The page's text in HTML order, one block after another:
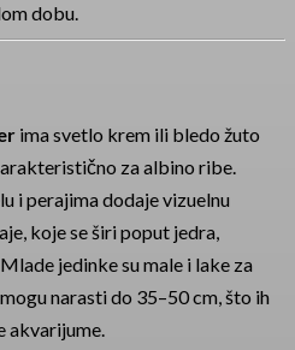
dobu.
ima svetlo krem ili bledo žuto
za albino ribe.
i perajima dodaje vizuelnu
koje se širi poput jedra,
jedinke su male i lake za
narasti do 35–50 cm, što ih
akvarijume.